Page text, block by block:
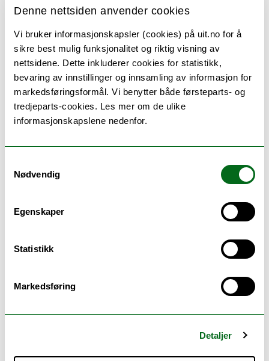
Denne nettsiden anvender cookies
Vi bruker informasjonskapsler (cookies) på uit.no for å
sikre best mulig funksjonalitet og riktig visning av
nettsidene. Dette inkluderer cookies for statistikk,
bevaring av innstillinger og innsamling av informasjon for
markedsføringsformål. Vi benytter både førsteparts- og
tredjeparts-cookies. Les mer om de ulike
informasjonskapslene nedenfor.
Nødvendig
Egenskaper
Statistikk
Markedsføring
Detaljer
Det blå arealet viser utbredelsen til 95 arter av
valmuesøster, mens det gule viser hvor til sammen 68
arter av fjellvalmuer finns. Fjellvalmuenes
utbredelsesområde er delt inn i åtte delområder (A-H).
Etter to års arbeid er nå artikkelen publisert i
sammen ble 38 nye navn på fjellvalmuene innen
plantene er fordelt på 8 underarter og 4 varieteter
av fjellvalmue (
), basert på
Læstadiusvalmuen, symbolplanten for Storfjord
kommune, er overført til den andre norske arten
), også kjent fra Alta og
Kvænangen. På Svalbard er det to andre arter.